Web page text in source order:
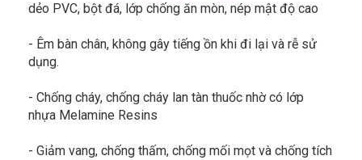
dẻo PVC, bột đá, lớp chống ăn mòn, nép mật độ cao
- Êm bàn chân, không gây tiếng ồn khi đi lại và rễ sử
dụng.
- Chống cháy, chống cháy lan tàn thuốc nhờ có lớp
nhựa Melamine Resins
- Giảm vang, chống thấm, chống mối mọt và chống tích